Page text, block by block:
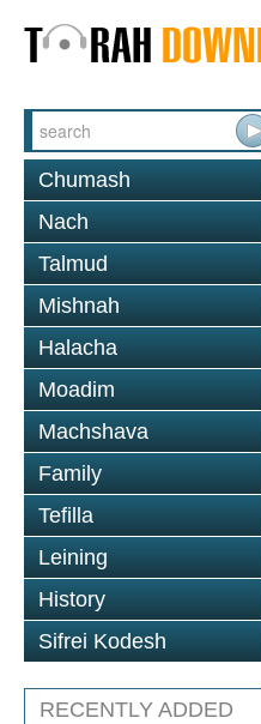
Chumash
Nach
Talmud
Mishnah
Halacha
Moadim
Machshava
Family
Tefilla
Leining
History
Sifrei Kodesh
RECENTLY ADDED